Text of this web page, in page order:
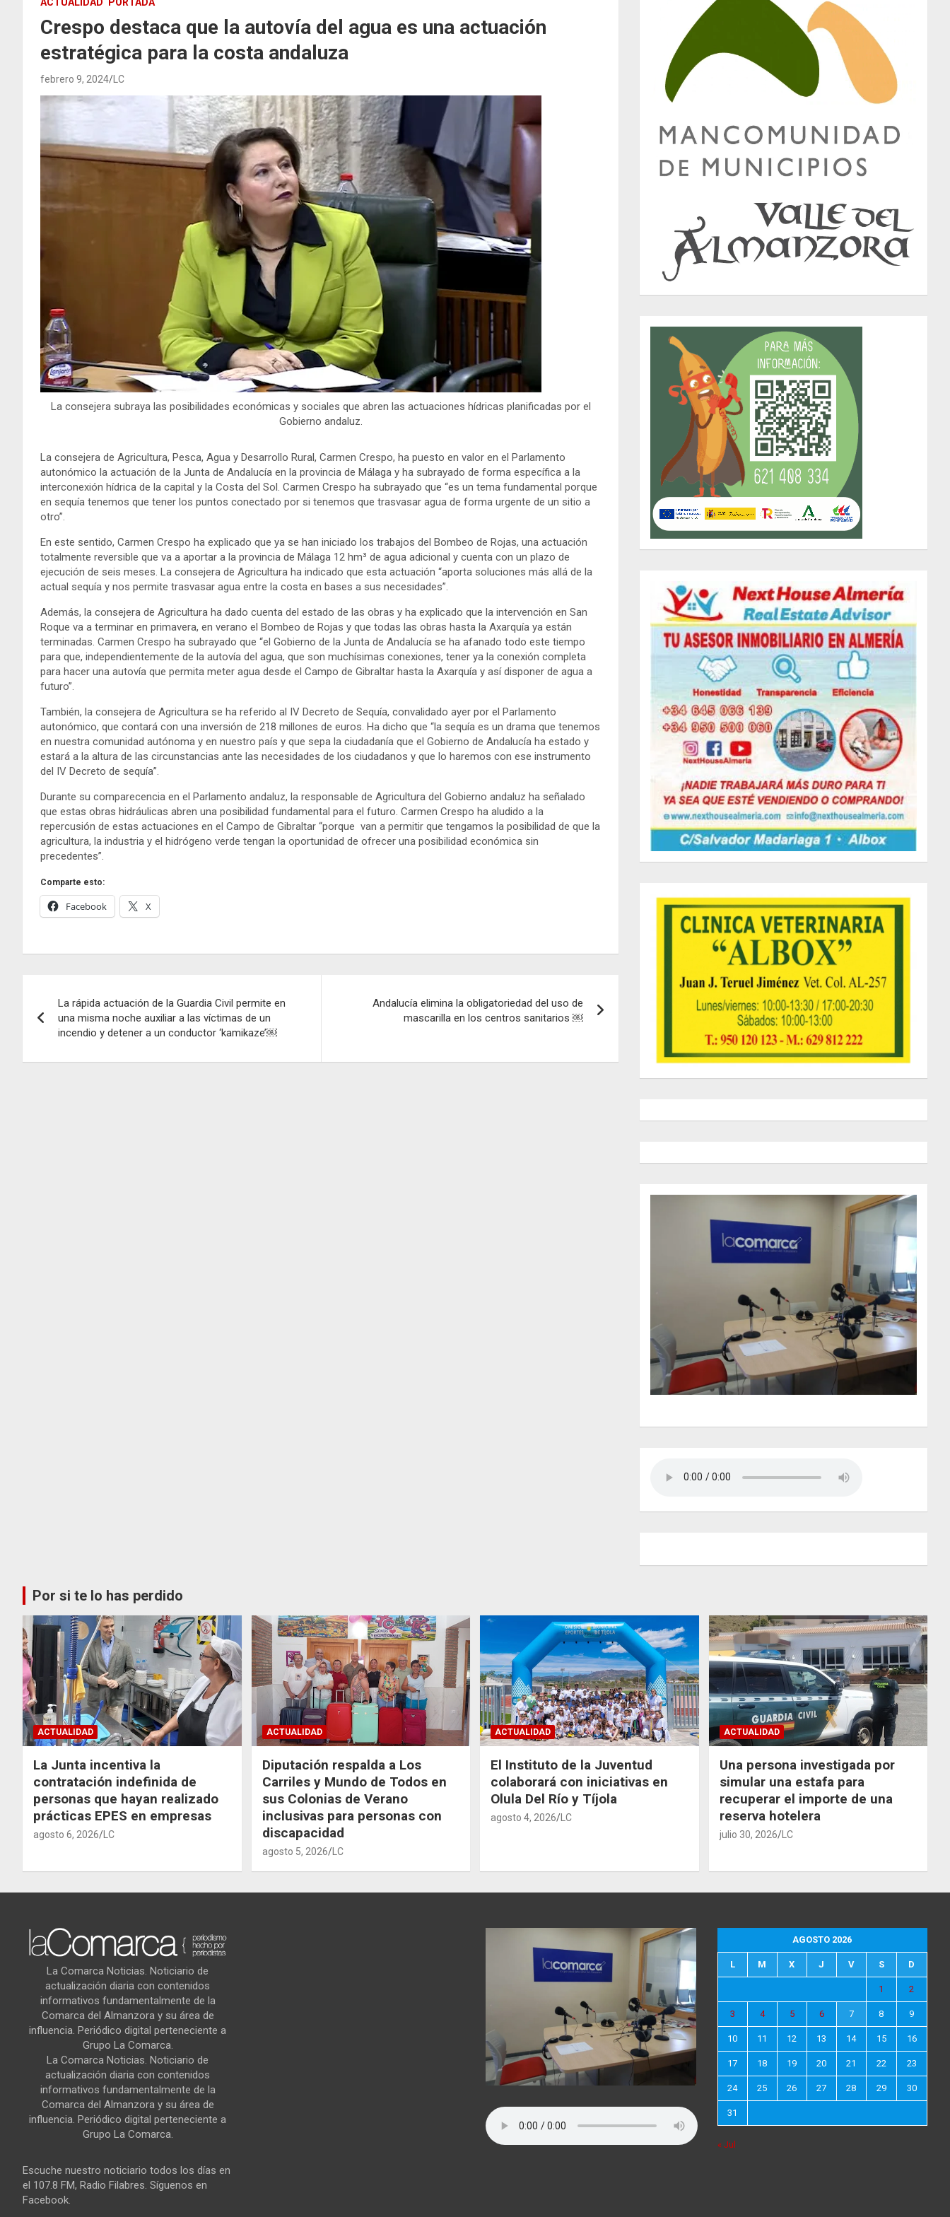
ACTUALIDAD PORTADA
Crespo destaca que la autovía del agua es una actuación
estratégica para la costa andaluza
febrero 9, 2024 LC
La consejera subraya las posibilidades económicas y sociales que abren las actuaciones hídricas planificadas por el
Gobierno andaluz.
La consejera de Agricultura, Pesca, Agua y Desarrollo Rural, Carmen Crespo, ha puesto en valor en el Parlamento
autonómico la actuación de la Junta de Andalucía en la provincia de Málaga y ha subrayado de forma específica a la
interconexión hídrica de la capital y la Costa del Sol. Carmen Crespo ha subrayado que “es un tema fundamental porque
en sequía tenemos que tener los puntos conectado por si tenemos que trasvasar agua de forma urgente de un sitio a
otro”.
En este sentido, Carmen Crespo ha explicado que ya se han iniciado los trabajos del Bombeo de Rojas, una actuación
totalmente reversible que va a aportar a la provincia de Málaga 12 hm³ de agua adicional y cuenta con un plazo de
ejecución de seis meses. La consejera de Agricultura ha indicado que esta actuación “aporta soluciones más allá de la
actual sequía y nos permite trasvasar agua entre la costa en bases a sus necesidades”.
Además, la consejera de Agricultura ha dado cuenta del estado de las obras y ha explicado que la intervención en San
Roque va a terminar en primavera, en verano el Bombeo de Rojas y que todas las obras hasta la Axarquía ya están
terminadas. Carmen Crespo ha subrayado que “el Gobierno de la Junta de Andalucía se ha afanado todo este tiempo
para que, independientemente de la autovía del agua, que son muchísimas conexiones, tener ya la conexión completa
para hacer una autovía que permita meter agua desde el Campo de Gibraltar hasta la Axarquía y así disponer de agua a
futuro”.
También, la consejera de Agricultura se ha referido al IV Decreto de Sequía, convalidado ayer por el Parlamento
autonómico, que contará con una inversión de 218 millones de euros. Ha dicho que “la sequía es un drama que tenemos
en nuestra comunidad autónoma y en nuestro país y que sepa la ciudadanía que el Gobierno de Andalucía ha estado y
estará a la altura de las circunstancias ante las necesidades de los ciudadanos y que lo haremos con ese instrumento
del IV Decreto de sequía”.
Durante su comparecencia en el Parlamento andaluz, la responsable de Agricultura del Gobierno andaluz ha señalado
que estas obras hidráulicas abren una posibilidad fundamental para el futuro. Carmen Crespo ha aludido a la
repercusión de estas actuaciones en el Campo de Gibraltar “porque van a permitir que tengamos la posibilidad de que la
agricultura, la industria y el hidrógeno verde tengan la oportunidad de ofrecer una posibilidad económica sin
precedentes”.
Comparte esto:
Facebook X
de
entradas
La rápida actuación de la Guardia Civil permite en
una misma noche auxiliar a las víctimas de un
incendio y detener a un conductor ‘kamikaze’￼
Andalucía elimina la obligatoriedad del uso de
mascarilla en los centros sanitarios ￼
Por si te lo has perdido
ACTUALIDAD
La Junta incentiva la
contratación indefinida de
personas que hayan realizado
prácticas EPES en empresas
agosto 6, 2026 LC
ACTUALIDAD
Diputación respalda a Los
Carriles y Mundo de Todos en
sus Colonias de Verano
inclusivas para personas con
discapacidad
agosto 5, 2026 LC
ACTUALIDAD
El Instituto de la Juventud
colaborará con iniciativas en
Olula Del Río y Tíjola
agosto 4, 2026 LC
ACTUALIDAD
Una persona investigada por
simular una estafa para
recuperar el importe de una
reserva hotelera
julio 30, 2026 LC
La Comarca Noticias. Noticiario de
actualización diaria con contenidos
informativos fundamentalmente de la
Comarca del Almanzora y su área de
influencia. Periódico digital perteneciente a
Grupo La Comarca.
La Comarca Noticias. Noticiario de
actualización diaria con contenidos
informativos fundamentalmente de la
Comarca del Almanzora y su área de
influencia. Periódico digital perteneciente a
Grupo La Comarca.
Escuche nuestro noticiario todos los días en
el 107.8 FM, Radio Filabres. Síguenos en
Facebook.
AGOSTO 2026
L M X J V S D
1 2
3 4 5 6 7 8 9
10 11 12 13 14 15 16
17 18 19 20 21 22 23
24 25 26 27 28 29 30
31
« Jul